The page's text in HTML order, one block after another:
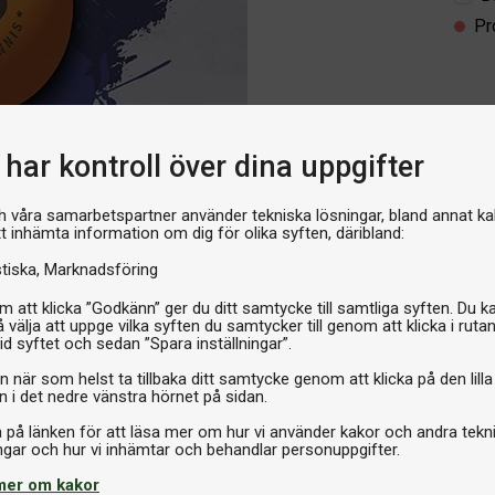
har kontroll över dina uppgifter
våra samarbetspartner använder tekniska lösningar, bland annat
inhämta information om dig för olika syften, däribland:
Marknadsföring
att klicka ”Godkänn” ger du ditt samtycke till samtliga syften. Du
välja att uppge vilka syften du samtycker till genom att klicka i rutan
syftet och sedan ”Spara inställningar”.
när som helst ta tillbaka ditt samtycke genom att klicka på den lilla
i det nedre vänstra hörnet på sidan.
på länken för att läsa mer om hur vi använder kakor och andra
om kakor